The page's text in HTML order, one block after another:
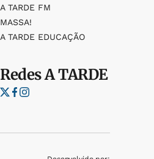
A TARDE FM
MASSA!
A TARDE EDUCAÇÃO
RedesA TARDE